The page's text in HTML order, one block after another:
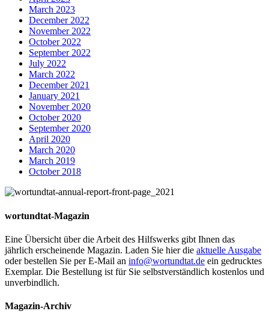
March 2023
December 2022
November 2022
October 2022
September 2022
July 2022
March 2022
December 2021
January 2021
November 2020
October 2020
September 2020
April 2020
March 2020
March 2019
October 2018
wortundtat-Magazin
Eine Übersicht über die Arbeit des Hilfswerks gibt Ihnen das
jährlich erscheinende Magazin. Laden Sie hier die aktuelle Ausgabe
oder bestellen Sie per E-Mail an info@wortundtat.de ein gedrucktes
Exemplar. Die Bestellung ist für Sie selbstverständlich kostenlos und
unverbindlich.
Magazin-Archiv